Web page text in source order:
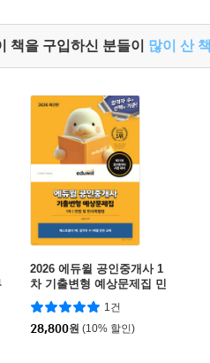
책을 구입하신 분들이 많이 산 책
2026 에듀윌 공인중개사 1
차 기출변형 예상문제집 민
법 및 민사특별법
1건
28,800원 (10% 할인)